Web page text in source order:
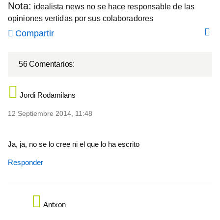
Nota: idealista news no se hace responsable de las
opiniones vertidas por sus colaboradores
Compartir
56 Comentarios:
Jordi Rodamilans
12 Septiembre 2014, 11:48
Ja, ja, no se lo cree ni el que lo ha escrito
Responder
Antxon